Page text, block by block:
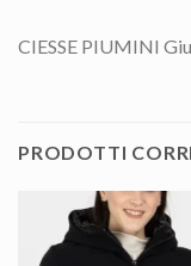
CIESSE PIUMINI
PRODOTTI